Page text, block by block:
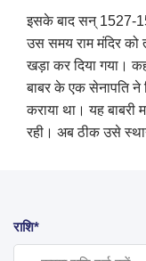
इसके बाद सन् 1527-
उस समय राम मंदिर को
खड़ा कर दिया गया।
बाबर के एक सेनापति ने
कराया था। यह
रही। अब ठीक उसे स्थान
राशि*